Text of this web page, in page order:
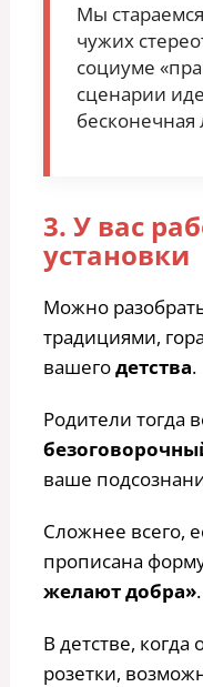
Мы
чужих
социуме
сценарии
3. У вас
установки
Можно
традициями,
вашегодетства.
Родители тогда
ваше
Сложнее всего,
прописана
желают добра».
В детстве, когда
розетки,